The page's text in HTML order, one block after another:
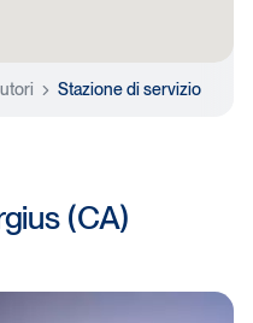
Stazione di servizio
(CA)